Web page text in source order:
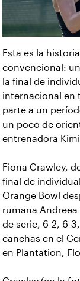
Esta es la
convencional:
la final de
internacional en
parte a un
un poco de
entrenadora
Fiona Crawley,
final de
Orange Bowl
rumana Andreea
de serie, 6-2, 6-
canchas en el
en Plantation,